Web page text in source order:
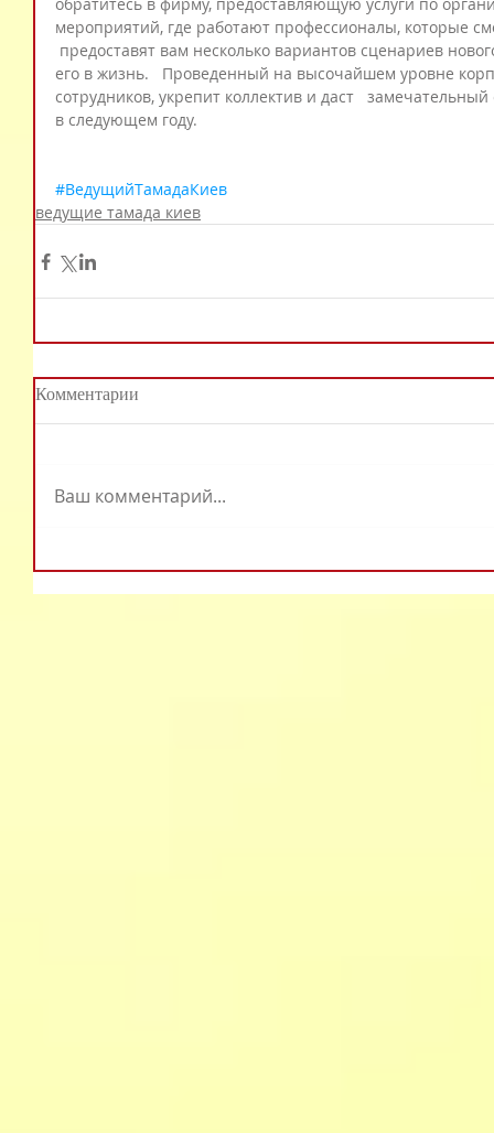
мероприятий, где работают профессионалы, которые
предоставят вам несколько вариантов сценариев
его в жизнь.   Проведенный на высочайшем уровне
сотрудников, укрепит коллектив и даст
в следующем году.
#ВедущийТамадаКиев
ведущие тамада киев
Комментарии
Ваш комментарий...